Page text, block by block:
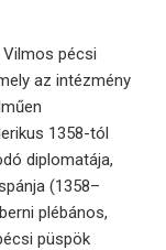
pécsi
az intézmény
1358-tól
diplomatája,
(1358–
plébános,
püspök